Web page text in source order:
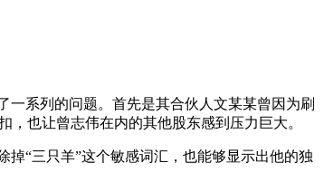
系列的问题。首先是其合伙人文某某曾因为刷
也让曾志伟在内的其他股东感到压力巨大。
“三只羊”这个敏感词汇，也能够显示出他的独